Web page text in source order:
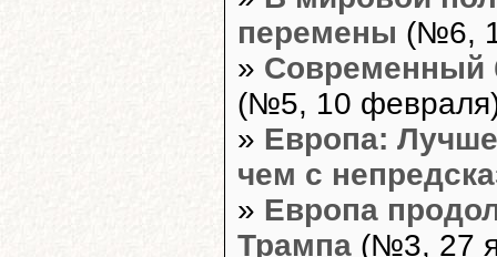
перемены (№6,
» Современный
(№5, 10
» Европа:
чем с
» Европа
Трампа (№3, 27